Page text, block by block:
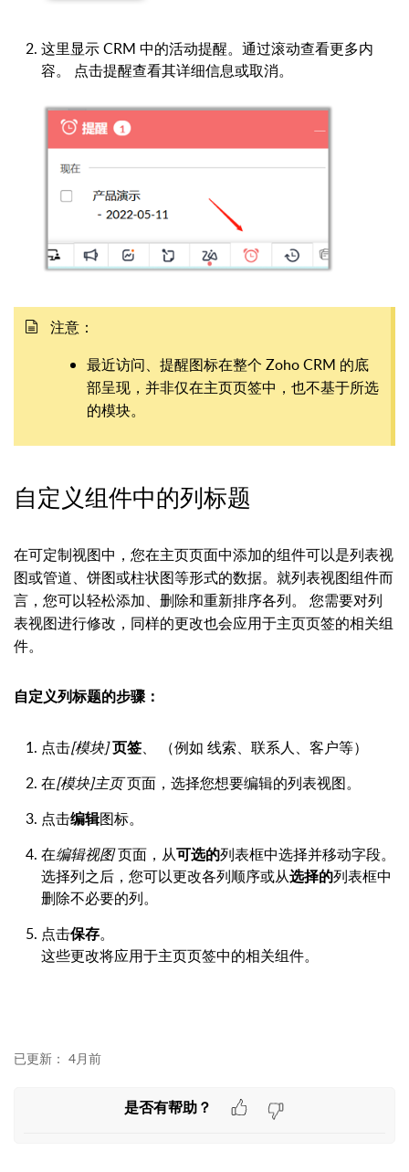
这里显示 CRM 中的活动提醒。通过滚动查看更多内
容。 点击提醒查看其详细信息或取消。
注意：
最近访问、提醒图标在整个 Zoho CRM 的底
部呈现，并非仅在主页页签中，也不基于所选
的模块。
自定义组件中的列标题
在可定制视图中，您在主页页面中添加的组件可以是列表视
图或管道、饼图或柱状图等形式的数据。就列表视图组件而
言，您可以轻松添加、删除和重新排序各列。 您需要对列
表视图进行修改，同样的更改也会应用于主页页签的相关组
件。
自定义列标题的步骤：
点击[模块]页签、 （例如 线索、联系人、客户等）
在[模块]主页页面，选择您想要编辑的列表视图。
点击编辑图标。
在编辑视图页面，从可选的列表框中选择并移动字段。
选择列之后，您可以更改各列顺序或从选择的列表框中
删除不必要的列。
点击保存。
这些更改将应用于主页页签中的相关组件。
已更新： 4月前
是否有帮助？